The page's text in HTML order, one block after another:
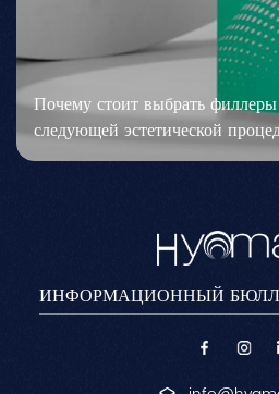
Почему стоит выбрать
следующей эстетической